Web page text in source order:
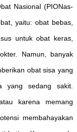
Nasional (PIONas-
yaitu: obat bebas,
untuk obat keras,
Namun, banyak
obat sisa yang
yang sedang sakit.
karena memang
membahayakan